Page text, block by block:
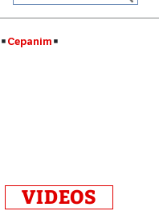
Cepanim
VIDEOS